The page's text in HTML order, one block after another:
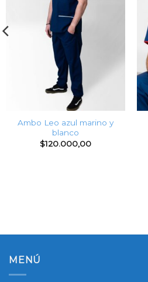
Ambo Leo azul marino y
blanco
$120.000,00
MENÚ